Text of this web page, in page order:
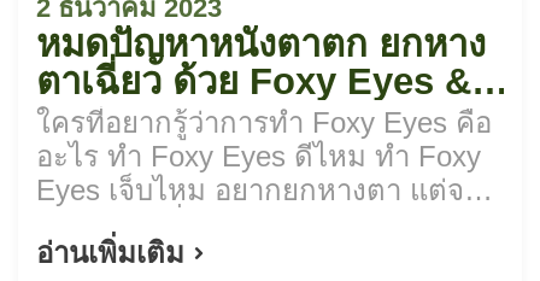
2 ธันวาคม 2023
หมดปัญหาหนังตาตก ยกหาง
ตาเฉี่ยว ด้วย Foxy Eyes &
Subbrow Lift
ใครที่อยากรู้ว่าการทำ Foxy Eyes คือ
อะไร ทำ Foxy Eyes ดีไหม ทำ Foxy
Eyes เจ็บไหม อยากยกหางตา แต่จะ
ยกหางตา ที่ไหนดี ลองอ่านรีวิวของเรา
ดูนะคะ
อ่านเพิ่มเติม